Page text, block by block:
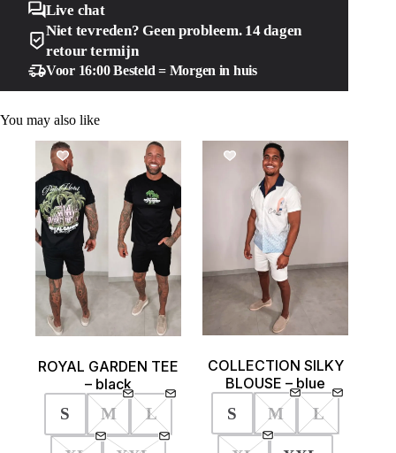
Live chat
Niet tevreden? Geen probleem. 14 dagen
retour termijn
Voor 16:00 Besteld = Morgen in huis
You may also like
SALE!
ROYAL GARDEN TEE
– black
S M L
COLLECTION SILKY
BLOUSE – blue
S M L